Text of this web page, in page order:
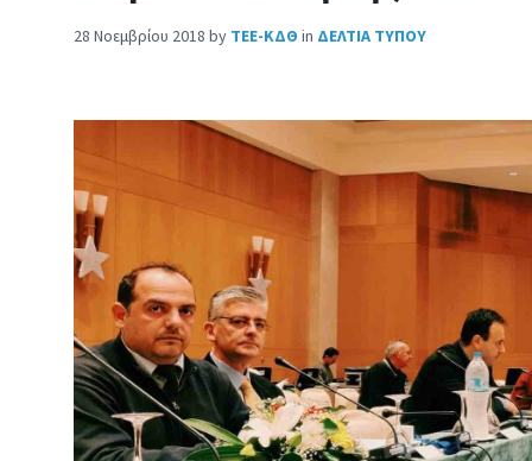
28 Νοεμβρίου 2018 by ΤΕΕ-ΚΔΘ in ΔΕΛΤΙΑ ΤΥΠΟΥ